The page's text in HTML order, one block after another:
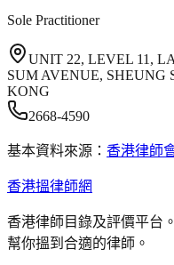
Sole Practitioner
UNIT 22, LEVEL 11,
SUM AVENUE, SHEUNG
KONG
2668-4590
基本資料來源： 香港律師
香港搵律師網
香港律師目錄及評價平台。
幫你搵到合適的律師。